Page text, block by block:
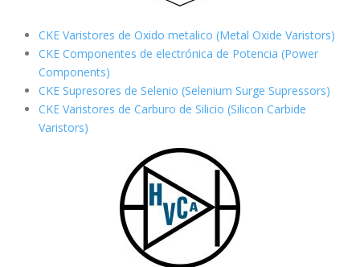
CKE Varistores de Oxido metalico (Metal Oxide Varistors)
CKE Componentes de electrónica de Potencia (Power
Components)
CKE Supresores de Selenio (Selenium Surge Supressors)
CKE Varistores de Carburo de Silicio (Silicon Carbide
Varistors)